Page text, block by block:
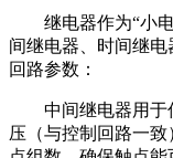
继电器作为“小
间继电器、时间继
回路参数：
中间继电器用
压（与控制回路一